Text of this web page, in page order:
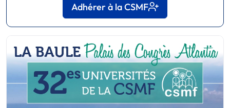
Adhérer à la CSMF